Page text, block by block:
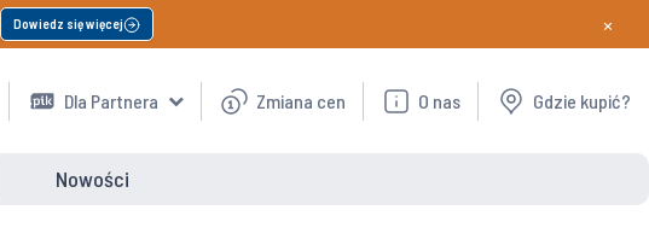
Dowiedz się więcej ×
Dla Partnera Zmiana cen O nas Gdzie kupić?
Nowości